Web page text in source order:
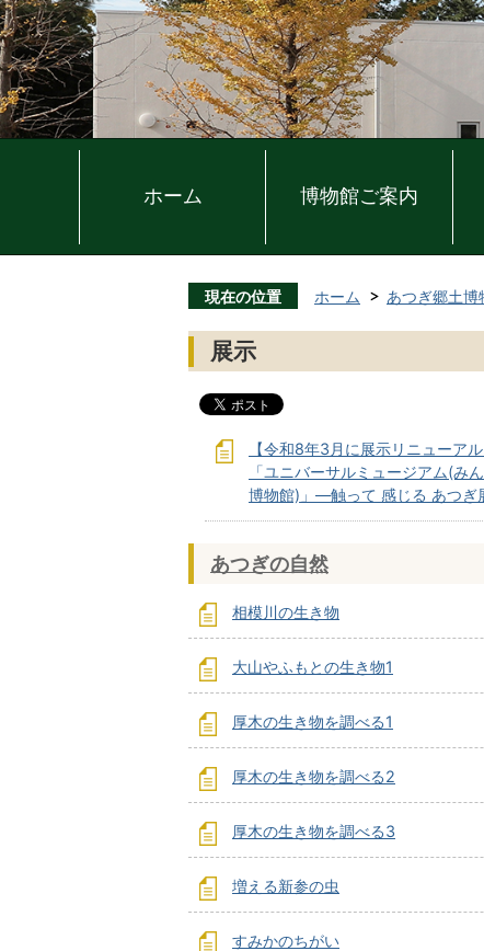
ホーム 博物館ご案内
現在の位置 ホーム あつぎ郷土博
展示
【令和8年3月に展示リニューア
「ユニバーサルミュージアム(み
博物館)」―触って 感じる あつぎ
あつぎの自然
相模川の生き物
大山やふもとの生き物1
厚木の生き物を調べる1
厚木の生き物を調べる2
厚木の生き物を調べる3
増える新参の虫
すみかのちがい